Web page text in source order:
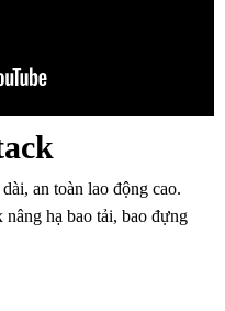
an toàn lao động cao.
hạ bao tải, bao đựng